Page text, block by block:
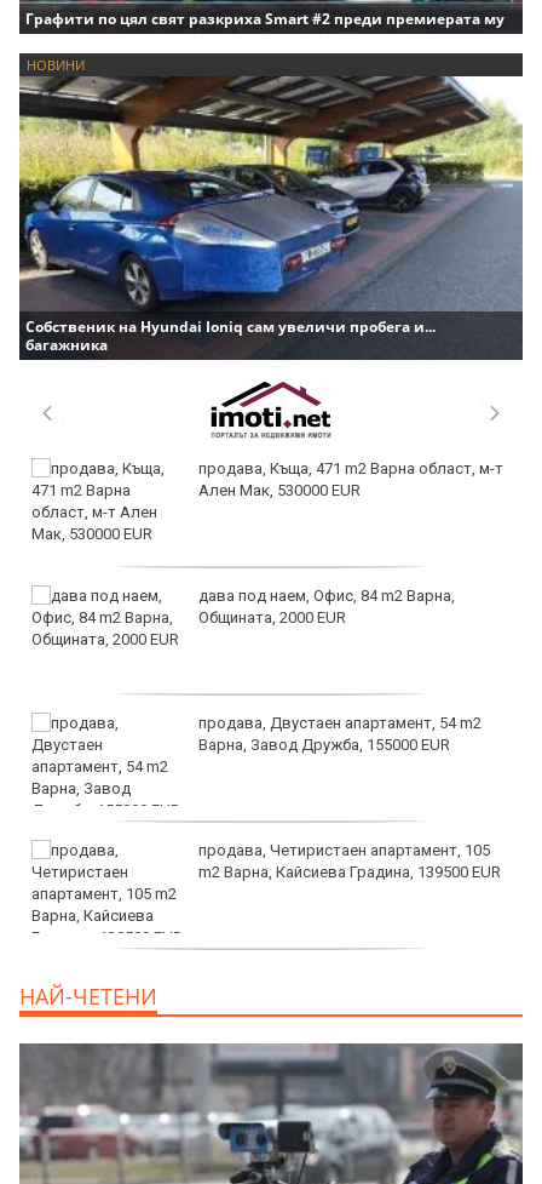
Графити по цял свят разкриха Smart #2 преди премиерата му
НОВИНИ
Собственик на Hyundai Ioniq сам увеличи пробега и...
багажника
продава, Къща, 471 m2 Варна област, м-т
Ален Мак, 530000 EUR
дава под наем, Офис, 84 m2 Варна,
Общината, 2000 EUR
продава, Двустаен апартамент, 54 m2
Варна, Завод Дружба, 155000 EUR
продава, Четиристаен апартамент, 105
m2 Варна, Кайсиева Градина, 139500 EUR
НАЙ-ЧЕТЕНИ